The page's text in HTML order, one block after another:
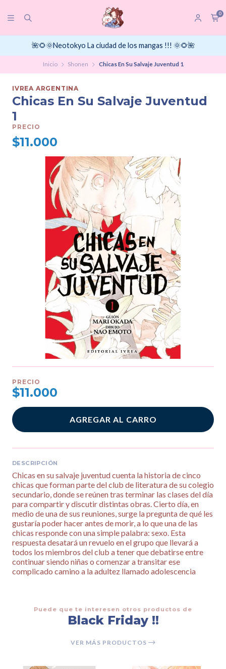
0
🌺🌻🌞Neotokyo La ciudad de los mangas !!! 🌞🌻🌺
Inicio Shonen Chicas En Su Salvaje Juventud 1
IVREA ARGENTINA
Chicas En Su Salvaje Juventud
1
PRECIO
$11.000
PRECIO
$11.000
AGREGAR AL CARRO
DESCRIPCIÓN
Chicas en su salvaje juventud cuenta la historia de cinco
chicas que forman parte del club de literatura de su colegio
secundario, donde se reúnen tras terminar las clases del día
para compartir y discutir distintas obras. Cierto día, en
medio de una de sus reuniones, surge la pregunta de qué les
gustaría poder hacer antes de morir, a lo que una de las
chicas responde con una simple palabra: sexo. Esta
respuesta desatará un revuelo en el grupo que llevará a
todos los miembros del club a tener que debatirse entre
continuar siendo niñas o comenzar a transitar ese
complicado camino a la adultez llamado adolescencia
Puede que te interesen otros productos de
Black Friday !!
VER MÁS PRODUCTOS